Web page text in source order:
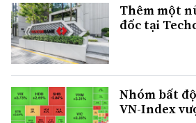
Thêm một
đốc tại
Nhóm bất
VN-Index